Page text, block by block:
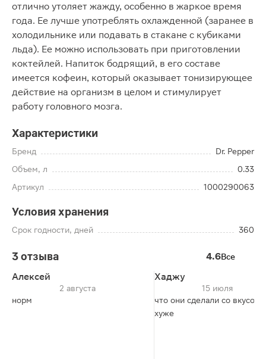
отлично утоляет жажду, особенно в жаркое время
года. Ее лучше употреблять охлажденной (заранее в
холодильнике или подавать в стакане с кубиками
льда). Ее можно использовать при приготовлении
коктейлей. Напиток бодрящий, в его составе
имеется кофеин, который оказывает тонизирующее
действие на организм в целом и стимулирует
работу головного мозга.
Характеристики
Бренд
Dr. Pepper
Объем, л
0.33
Артикул
1000290063
Условия хранения
Срок годности, дней 360
3 отзыва 4.6Все
Алексей
2 августа
норм
Хаджу
15 июля
что они сделали со
хуже